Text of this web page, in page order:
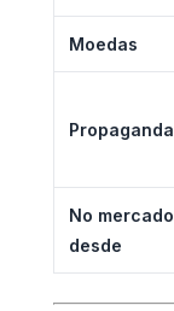
Moedas
Propaganda
No mercado
desde